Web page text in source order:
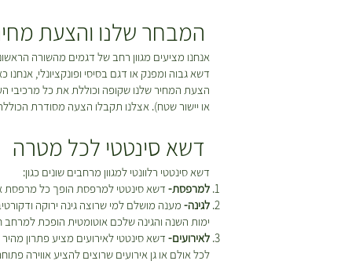
המבחר שלנו והצעת
אנחנו מציעים מגוון רחב של דגמים מהשורה
דשא גבוה ומפנק או דגם בסיסי ופונקציונלי,
הצעת המחיר שלנו שקופה וכוללת את כל מרכיבי
או יישור שטח). אצלנו תקבלו הצעה מסודרת
דשא סינטטי לכל מטרה
דשא סינטטי רלוונטי למגוון מרחבים שונים כגון:
למרפסת- דשא סינטטי למרפסת הופך כל מרפסת
לגינה- מענה מושלם למי שרוצה גינה ירוקה
ימות השנה והגינה שלכם אוטומטית הופכת למרחב
לאירועים- דשא סינטטי לאירועים מציע פתרון
לכל אולם או גן אירועים שרוצים להציע אווירה